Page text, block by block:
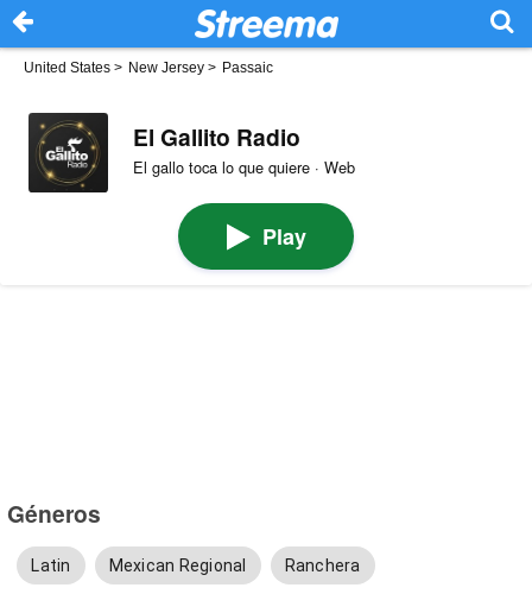
United States > New Jersey > Passaic
El Gallito Radio
El gallo toca lo que quiere · Web
Play
Géneros
Latin Mexican Regional Ranchera